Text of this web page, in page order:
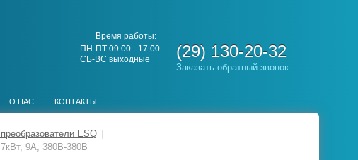
Время работы:
ПН-ПТ 09:00 - 17:00
СБ-ВС выходные
(29) 130-20-32
Заказать обратный звонок
О НАС КОНТАКТЫ
ESQ
9А, 380В-380В